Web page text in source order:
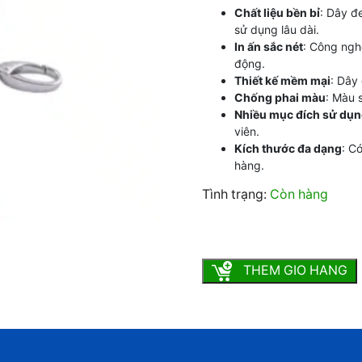
Chất liệu bền bỉ: Dây
sử dụng lâu dài.
In ấn sắc nét: Công
động.
Thiết kế mềm mại: Dây
Chống phai màu: Màu
Nhiều mục đích sử
viên.
Kích thước đa dạng:
hàng.
Tình trạng: Còn hàng
THEM GIO HANG